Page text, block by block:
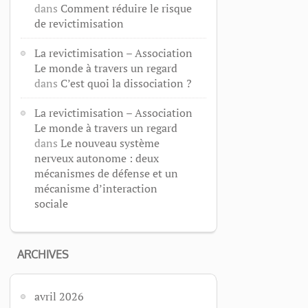
dans Comment réduire le risque
de revictimisation
La revictimisation – Association
Le monde à travers un regard
dans C’est quoi la dissociation ?
La revictimisation – Association
Le monde à travers un regard
dans Le nouveau système
nerveux autonome : deux
mécanismes de défense et un
mécanisme d’interaction
sociale
ARCHIVES
avril 2026